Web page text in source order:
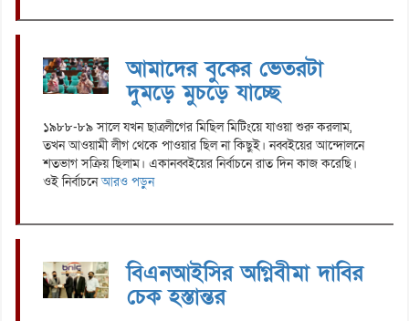
আমাদের বুকের ভেতরটা
দুমড়ে মুচড়ে যাচ্ছে
১৯৮৮-৮৯ সালে যখন ছাত্রলীগের মিছিল মিটিংয়ে যাওয়া শুরু করলাম,
তখন আওয়ামী লীগ থেকে পাওয়ার ছিল না কিছুই। নব্বইয়ের আন্দোলনে
শতভাগ সক্রিয় ছিলাম। একানব্বইয়ের নির্বাচনে রাত দিন কাজ করেছি।
ওই নির্বাচনেআরও পড়ুন
বিএনআইসির অগ্নিবীমা দাবির
চেক হস্তান্তর